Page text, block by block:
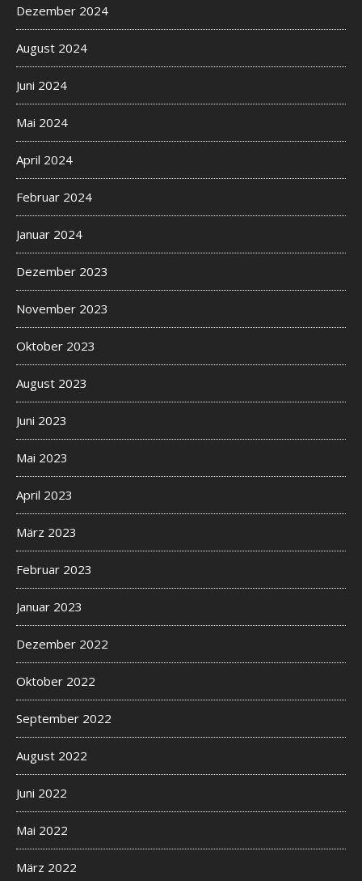
Dezember 2024
August 2024
Juni 2024
Mai 2024
April 2024
Februar 2024
Januar 2024
Dezember 2023
November 2023
Oktober 2023
August 2023
Juni 2023
Mai 2023
April 2023
März 2023
Februar 2023
Januar 2023
Dezember 2022
Oktober 2022
September 2022
August 2022
Juni 2022
Mai 2022
März 2022